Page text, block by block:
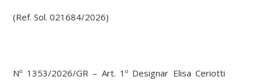
(Ref. Sol. 021684/2026)
Nº 1353/2026/GR – Art. 1º Designar Elisa Ceriotti